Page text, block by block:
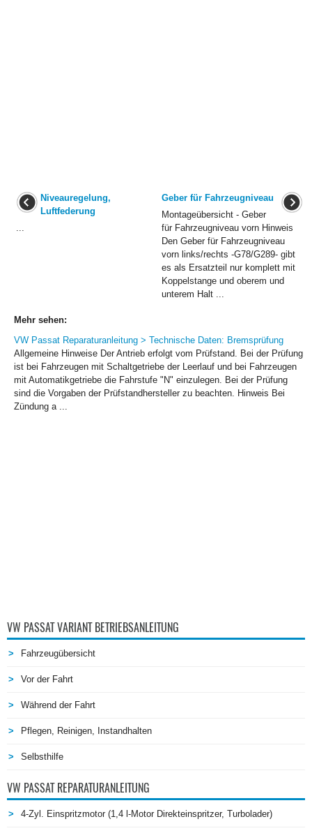
Niveauregelung,
Luftfederung
...
Geber für Fahrzeugniveau
Montageübersicht - Geber
für Fahrzeugniveau vorn Hinweis
Den Geber für Fahrzeugniveau
vorn links/rechts -G78/G289- gibt
es als Ersatzteil nur komplett mit
Koppelstange und oberem und
unterem Halt ...
Mehr sehen:
VW Passat Reparaturanleitung > Technische Daten: Bremsprüfung
Allgemeine Hinweise Der Antrieb erfolgt vom Prüfstand. Bei der Prüfung
ist bei Fahrzeugen mit Schaltgetriebe der Leerlauf und bei Fahrzeugen
mit Automatikgetriebe die Fahrstufe "N" einzulegen. Bei der Prüfung
sind die Vorgaben der Prüfstandhersteller zu beachten. Hinweis Bei
Zündung a ...
VW PASSAT VARIANT BETRIEBSANLEITUNG
Fahrzeugübersicht
Vor der Fahrt
Während der Fahrt
Pflegen, Reinigen, Instandhalten
Selbsthilfe
VW PASSAT REPARATURANLEITUNG
4-Zyl. Einspritzmotor (1,4 l-Motor Direkteinspritzer, Turbolader)